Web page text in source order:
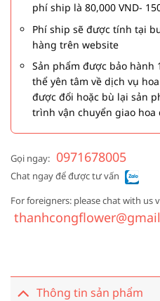
phí ship là 80,000 VND-
Phí ship sẽ được tính tại
hàng trên website
Sản phẩm được bảo hành
thể yên tâm về dịch vụ
được đổi hoặc bù lại sản
trình vận chuyển giao hoa
Gọi ngay: 0971678005
Chat ngay để được tư vấn
For foreigners: please chat with us
Thông tin sản phẩm